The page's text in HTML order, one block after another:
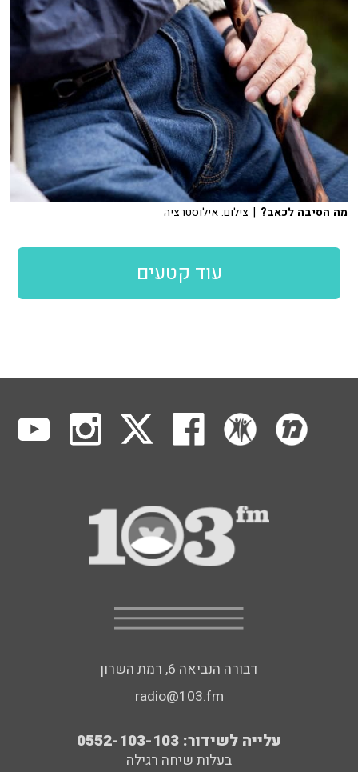
מה הסיבה לכאב? | צילום: אילוסטרציה
עוד קטעים
דבורה הנביאה 6, רמת השרון
radio@103.fm
עלייה לשידור: 0552-103-103
בעלות שיחה רגילה